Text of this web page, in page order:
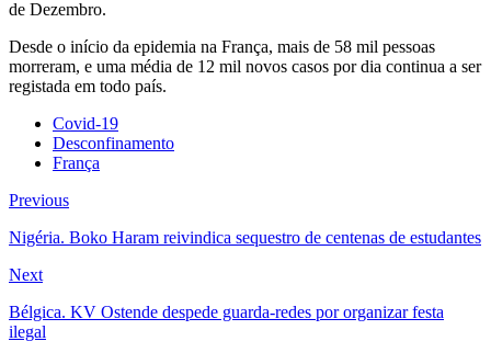
de Dezembro.
Desde o início da epidemia na França, mais de 58 mil pessoas
morreram, e uma média de 12 mil novos casos por dia continua a ser
registada em todo país.
Covid-19
Desconfinamento
França
Previous
Nigéria. Boko Haram reivindica sequestro de centenas de estudantes
Next
Bélgica. KV Ostende despede guarda-redes por organizar festa
ilegal